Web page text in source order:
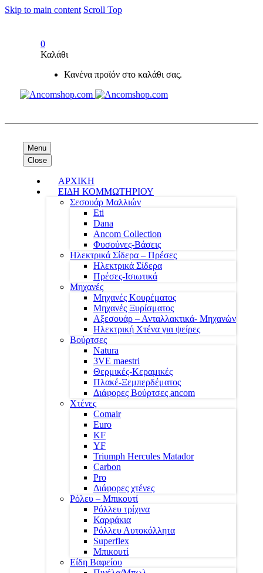
Skip to main content Scroll Top
0
Καλάθι
Κανένα προϊόν στο καλάθι σας.
Menu
Close
ΑΡΧΙΚΗ
ΕΙΔΗ ΚΟΜΜΩΤΗΡΙΟΥ
Σεσουάρ Μαλλιών
Eti
Dana
Ancom Collection
Φυσούνες-Βάσεις
Ηλεκτρικά Σίδερα – Πρέσες
Ηλεκτρικά Σίδερα
Πρέσες-Ισιωτικά
Μηχανές
Μηχανές Κουρέματος
Μηχανές Ξυρίσματος
Αξεσουάρ – Ανταλλακτικά- Μηχανών
Ηλεκτρική Χτένα για ψείρες
Βούρτσες
Natura
3VE maestri
Θερμικές-Κεραμικές
Πλακέ-Ξεμπερδέματος
Διάφορες Βούρτσες ancom
Χτένες
Comair
Euro
KF
YF
Triumph Hercules Matador
Carbon
Pro
Διάφορες χτένες
Ρόλευ – Μπικουτί
Ρόλλευ τρίχινα
Καρφάκια
Ρόλλευ Αυτοκόλλητα
Superflex
Μπικουτί
Είδη Βαφείου